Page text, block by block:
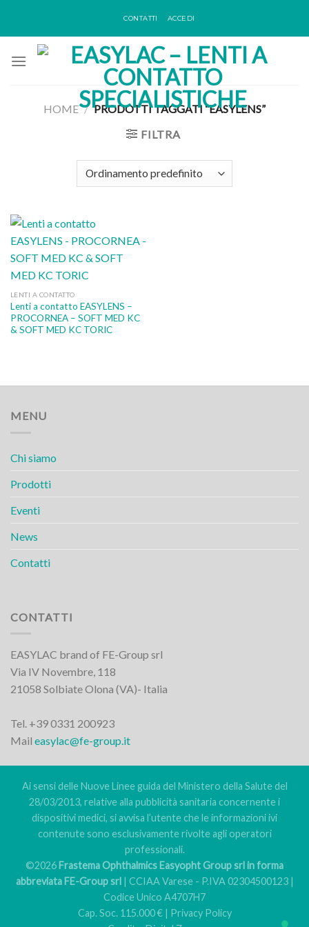
CONTATTI ACCEDI
HOME / PRODOTTI TAGGATI “EASYLENS”
FILTRA
LENTI A CONTATTO
Lenti a contatto EASYLENS –
PROCORNEA – SOFT MED KC
& SOFT MED KC TORIC
MENU
Chi siamo
Prodotti
Eventi
News
Contatti
CONTATTI
EASYLAC brand of FE-Group srl
Via IV Novembre, 118
21058 Solbiate Olona (VA)- Italia
Tel. +39 0331 200923
Mail easylac@fe-group.it
Ai sensi delle Nuove Linee guida del Ministero della Salute del
28/03/2013, relative alla pubblicità sanitaria concernente i
dispositivi medici, si avvisa l’utente che le informazioni ivi
contenute sono esclusivamente rivolte agli operatori
professionali.
©2026 Frastema Ophthalmics Easyopht Group srl in forma
abbreviata FE-Group srl| CCIAA Varese - P.IVA 02304500123 |
Codice Unico A4707H7
Cap. Soc. 115.000 € | Privacy Policy